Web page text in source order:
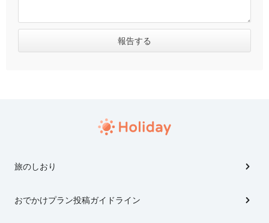
旅のしおり
おでかけプラン投稿ガイドライン